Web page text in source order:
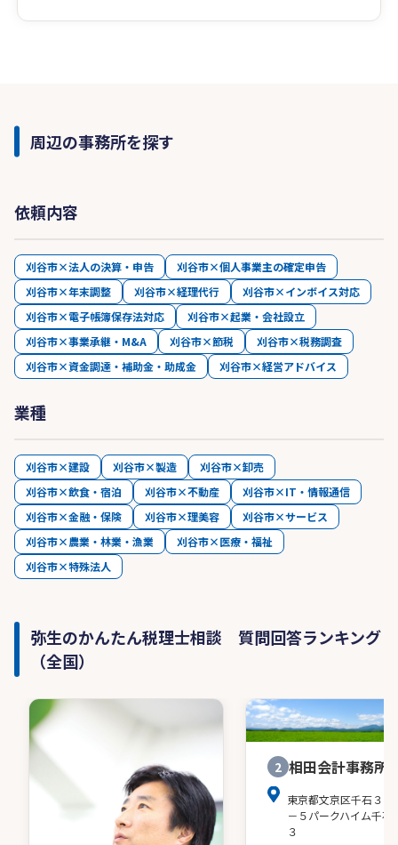
周辺の事務所を探す
依頼内容
刈谷市×法人の決算・申告
刈谷市×個人事業主の確定申告
刈谷市×年末調整
刈谷市×経理代行
刈谷市×インボイス対応
刈谷市×電子帳簿保存法対応
刈谷市×起業・会社設立
刈谷市×事業承継・M&A
刈谷市×節税
刈谷市×税務調査
刈谷市×資金調達・補助金・助成金
刈谷市×経営アドバイス
業種
刈谷市×建設 刈谷市×製造
刈谷市×卸売
刈谷市×飲食・宿泊
刈谷市×不動産
刈谷市×IT・情報通信
刈谷市×金融・保険
刈谷市×理美容
刈谷市×サービス
刈谷市×農業・林業・漁業
刈谷市×医療・福祉
刈谷市×特殊法人
弥生のかんたん税理士相談 質問回答ランキング
（全国）
2 相田会計事務所
東京都文京区千石３－
－５パークハイム千石
３